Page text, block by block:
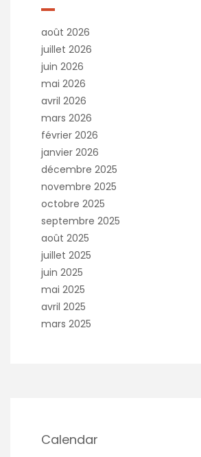
août 2026
juillet 2026
juin 2026
mai 2026
avril 2026
mars 2026
février 2026
janvier 2026
décembre 2025
novembre 2025
octobre 2025
septembre 2025
août 2025
juillet 2025
juin 2025
mai 2025
avril 2025
mars 2025
Calendar